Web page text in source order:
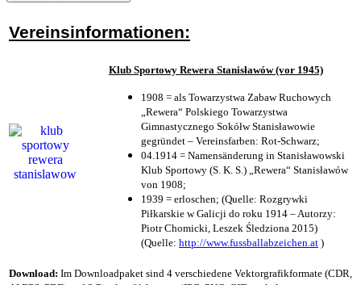
Vereinsinformationen:
Klub Sportowy Rewera Stanisławów (vor 1945)
1908 = als Towarzystwa Zabaw Ruchowych
„Rewera“ Polskiego Towarzystwa
Gimnastycznego Sokółw Stanisławowie
gegründet – Vereinsfarben: Rot-Schwarz;
04.1914 = Namensänderung in Stanisławowski
Klub Sportowy (S. K. S.) „Rewera“ Stanisławów
von 1908;
1939 = erloschen; (Quelle: Rozgrywki
Piłkarskie w Galicji do roku 1914 – Autorzy:
Piotr Chomicki, Leszek Śledziona 2015)
(Quelle: http://www.fussballabzeichen.at )
Download: Im Downloadpaket sind 4 verschiedene Vektorgrafikformate (CDR,